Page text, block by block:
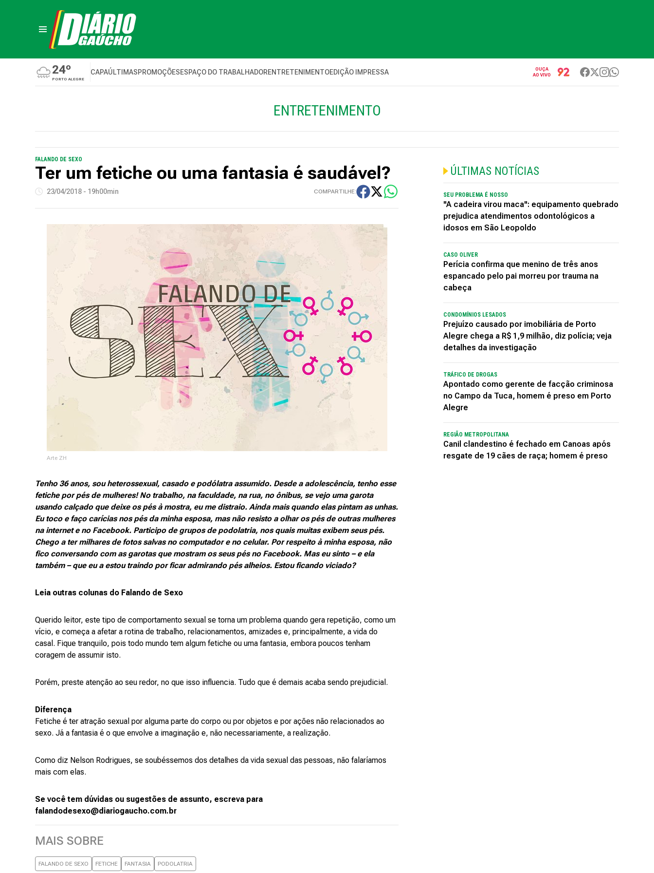
24º
PORTO ALEGRE
CAPAÚLTIMASPROMOÇÕESESPAÇO DO TRABALHADORENTRETENIMENTOEDIÇÃO IMPRESSA
OUÇA
AO VIVO
ENTRETENIMENTO
FALANDO DE SEXO
Ter um fetiche ou uma fantasia é saudável?
23/04/2018 - 19h00min COMPARTILHE:
Arte ZH
Tenho 36 anos, sou heterossexual, casado e podólatra assumido. Desde a adolescência, tenho esse
fetiche por pés de mulheres! No trabalho, na faculdade, na rua, no ônibus, se vejo uma garota
usando calçado que deixe os pés à mostra, eu me distraio. Ainda mais quando elas pintam as unhas.
Eu toco e faço carícias nos pés da minha esposa, mas não resisto a olhar os pés de outras mulheres
na internet e no Facebook. Participo de grupos de podolatria, nos quais muitas exibem seus pés.
Chego a ter milhares de fotos salvas no computador e no celular. Por respeito à minha esposa, não
fico conversando com as garotas que mostram os seus pés no Facebook. Mas eu sinto – e ela
também – que eu a estou traindo por ficar admirando pés alheios. Estou ficando viciado?
Leia outras colunas do Falando de Sexo
Querido leitor, este tipo de comportamento sexual se torna um problema quando gera repetição, como um
vício, e começa a afetar a rotina de trabalho, relacionamentos, amizades e, principalmente, a vida do
casal. Fique tranquilo, pois todo mundo tem algum fetiche ou uma fantasia, embora poucos tenham
coragem de assumir isto.
Porém, preste atenção ao seu redor, no que isso influencia. Tudo que é demais acaba sendo prejudicial.
Diferença
Fetiche é ter atração sexual por alguma parte do corpo ou por objetos e por ações não relacionados ao
sexo. Já a fantasia é o que envolve a imaginação e, não necessariamente, a realização.
Como diz Nelson Rodrigues, se soubéssemos dos detalhes da vida sexual das pessoas, não falaríamos
mais com elas.
Se você tem dúvidas ou sugestões de assunto, escreva para
falandodesexo@diariogaucho.com.br
MAIS SOBRE
FALANDO DE SEXO FETICHE FANTASIA PODOLATRIA
ÚLTIMAS NOTÍCIAS
SEU PROBLEMA É NOSSO
"A cadeira virou maca": equipamento quebrado
prejudica atendimentos odontológicos a
idosos em São Leopoldo
CASO OLIVER
Perícia confirma que menino de três anos
espancado pelo pai morreu por trauma na
cabeça
CONDOMÍNIOS LESADOS
Prejuízo causado por imobiliária de Porto
Alegre chega a R$ 1,9 milhão, diz polícia; veja
detalhes da investigação
TRÁFICO DE DROGAS
Apontado como gerente de facção criminosa
no Campo da Tuca, homem é preso em Porto
Alegre
REGIÃO METROPOLITANA
Canil clandestino é fechado em Canoas após
resgate de 19 cães de raça; homem é preso